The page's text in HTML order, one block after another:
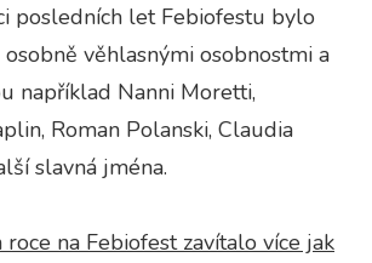
posledních let Febiofestu bylo
věhlasnými osobnostmi a
například Nanni Moretti,
Roman Polanski, Claudia
slavná jména.
roce na Febiofest zavítalo více jak